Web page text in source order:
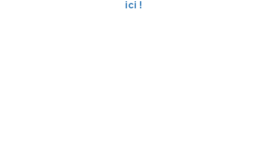
ici !